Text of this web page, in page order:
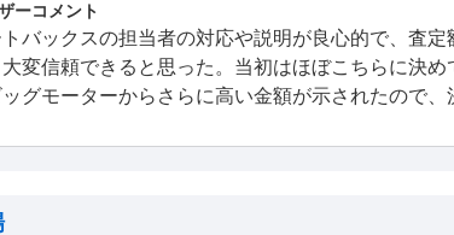
ーコメント
バックスの担当者の対応や説明が良心的で、査
大変信頼できると思った。当初はほぼこちらに決
グモーターからさらに高い金額が示されたので、